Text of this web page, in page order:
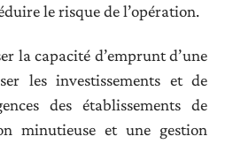
le risque de l’opération.
la capacité d’emprunt d’une
les investissements et de
des établissements de
minutieuse et une gestion